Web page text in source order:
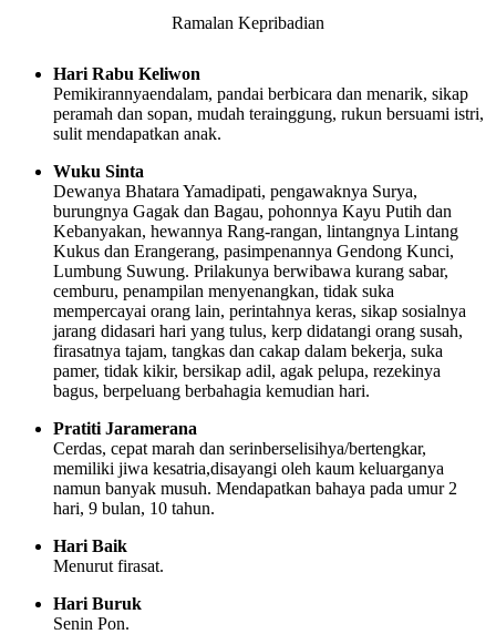
Ramalan Kepribadian
Hari Rabu Keliwon
Pemikirannyaendalam, pandai berbicara dan menarik, sikap
peramah dan sopan, mudah terainggung, rukun bersuami istri,
sulit mendapatkan anak.
Wuku Sinta
Dewanya Bhatara Yamadipati, pengawaknya Surya,
burungnya Gagak dan Bagau, pohonnya Kayu Putih dan
Kebanyakan, hewannya Rang-rangan, lintangnya Lintang
Kukus dan Erangerang, pasimpenannya Gendong Kunci,
Lumbung Suwung. Prilakunya berwibawa kurang sabar,
cemburu, penampilan menyenangkan, tidak suka
mempercayai orang lain, perintahnya keras, sikap sosialnya
jarang didasari hari yang tulus, kerp didatangi orang susah,
firasatnya tajam, tangkas dan cakap dalam bekerja, suka
pamer, tidak kikir, bersikap adil, agak pelupa, rezekinya
bagus, berpeluang berbahagia kemudian hari.
Pratiti Jaramerana
Cerdas, cepat marah dan serinberselisihya/bertengkar,
memiliki jiwa kesatria,disayangi oleh kaum keluarganya
namun banyak musuh. Mendapatkan bahaya pada umur 2
hari, 9 bulan, 10 tahun.
Hari Baik
Menurut firasat.
Hari Buruk
Senin Pon.